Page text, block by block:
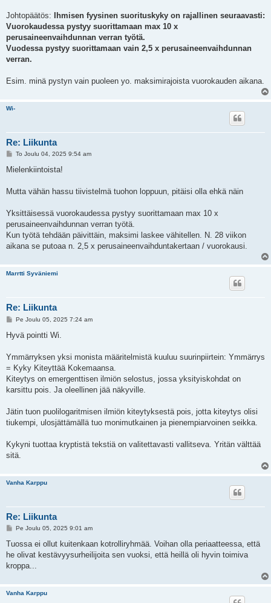
Johtopäätös: Ihmisen fyysinen suorituskyky on rajallinen seuraavasti:
Vuorokaudessa pystyy suorittamaan max 10 x
perusaineenvaihdunnan verran työtä.
Vuodessa pystyy suorittamaan vain 2,5 x perusaineenvaihdunnan
verran.
Esim. minä pystyn vain puoleen yo. maksimirajoista vuorokauden aikana.
Wi-
Re: Liikunta
V
e
i
To Joulu 04, 2025 9:54 am
Mielenkiintoista!
Mutta vähän hassu tiivistelmä tuohon loppuun, pitäisi olla ehkä näin
Yksittäisessä vuorokaudessa pystyy suorittamaan max 10 x
perusaineenvaihdunnan verran työtä.
Kun työtä tehdään päivittäin, maksimi laskee vähitellen. N. 28 viikon
aikana se putoaa n. 2,5 x perusaineenvaihduntakertaan / vuorokausi.
Marrtti Syväniemi
Re: Liikunta
V
e
s
i
Pe Joulu 05, 2025 7:24 am
Hyvä pointti Wi.
Ymmärryksen yksi monista määritelmistä kuuluu suurinpiirtein: Ymmärrys
= Kyky Kiteyttää Kokemaansa.
Kiteytys on emergenttisen ilmiön selostus, jossa yksityiskohdat on
karsittu pois. Ja oleellinen jää näkyville.
Jätin tuon puolilogaritmisen ilmiön kiteytyksestä pois, jotta kiteytys olisi
tiukempi, ulosjättämällä tuo monimutkainen ja pienempiarvoinen seikka.
Kykyni tuottaa kryptistä tekstiä on valitettavasti vallitseva. Yritän välttää
sitä.
Vanha Karppu
Re: Liikunta
V
e
t
i
Pe Joulu 05, 2025 9:01 am
Tuossa ei ollut kuitenkaan kotrolliryhmää. Voihan olla periaatteessa, että
he olivat kestävyysurheilijoita sen vuoksi, että heillä oli hyvin toimiva
kroppa...
Vanha Karppu